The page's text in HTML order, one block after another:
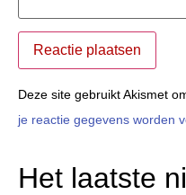
Deze site gebruikt Akismet
je reactie gegevens worden
Het laatste